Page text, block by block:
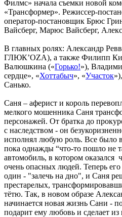
Филмс» начала съемки новой
«Трансформер». Режиссер-
оператор-постановщик Брюс
Вайсберг, Марюс Вайсберг,
В главных ролях: Александр
ГЛЮК’OZA), а также Филипп
Валюшкина («Горько!»),
сердце», «Хоттабыч», «Участок
Санько.
Саня – аферист и король
мелкого мошенника Саня
персонажей. От братка до
с наследством - он
исполнял любую роль. Все было
пока однажды “что-то пошло не
автомобиль, в котором оказался
очень опасных людей. Теперь
один - "залечь на дно", и Саня
престарелых,
тётю. Так, в новом образе
начинается новая жизнь Сани -
подарит ему любовь и сделает